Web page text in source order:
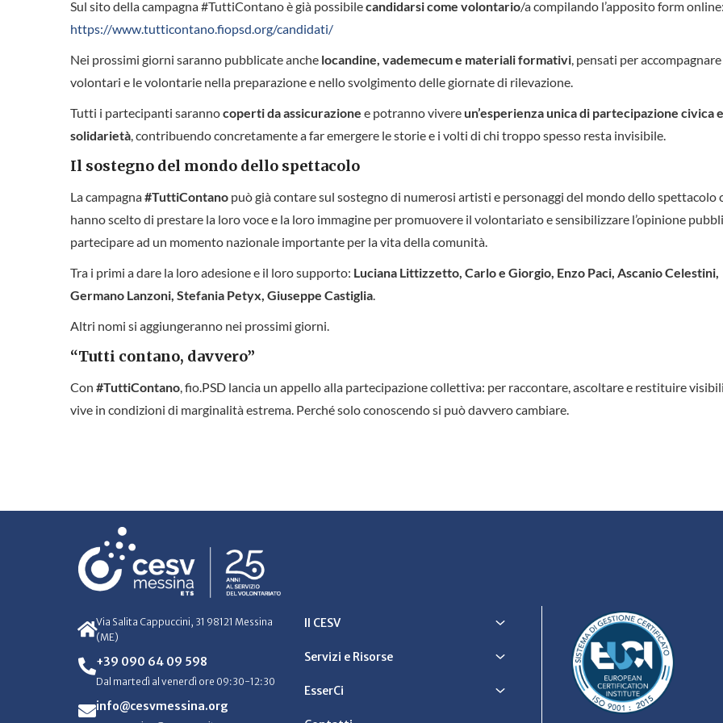
Sul sito della campagna #TuttiContano è già possibilecandidarsi come volontario/a compilando l’apposito form online:
https://www.tutticontano.fiopsd.org/candidati/
Nei prossimi giorni saranno pubblicate anche locandine, vademecum e materiali formativi, pensati per accompagnare
volontari e le volontarie nella preparazione e nello svolgimento delle giornate di rilevazione.
Tutti i partecipanti sarannocoperti da assicurazione e potranno vivere un’esperienza unica di partecipazione civica e
solidarietà, contribuendo concretamente a far emergere le storie e i volti di chi troppo spesso resta invisibile.
Il sostegno del mondo dello spettacolo
La campagna#TuttiContano può già contare sul sostegno di numerosi artisti e personaggi del mondo dello spettacolo
hanno scelto di prestare la loro voce e la loro immagine per promuovere il volontariato e sensibilizzare l’opinione
partecipare ad un momento nazionale importante per la vita della comunità.
Tra i primi a dare la loro adesione e il loro supporto: Luciana Littizzetto, Carlo e Giorgio, Enzo Paci, Ascanio Celestini,
Germano Lanzoni, Stefania Petyx, Giuseppe Castiglia.
Altri nomi si aggiungeranno nei prossimi giorni.
“Tutti contano, davvero”
Con #TuttiContano, fio.PSD lancia un appello alla partecipazione collettiva: per raccontare, ascoltare e restituire
vive in condizioni di marginalità estrema. Perché solo conoscendo si può davvero cambiare.
Via Salita Cappuccini, 31 98121 Messina
(ME)
+39 090 64 09 598
Dal martedì al venerdì ore 09:30-12:30
info@cesvmessina.org
Il CESV
Servizi e Risorse
EsserCi